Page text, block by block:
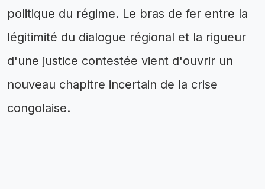
politique du régime. Le bras de fer entre la
légitimité du dialogue régional et la rigueur
d'une justice contestée vient d'ouvrir un
nouveau chapitre incertain de la crise
congolaise.